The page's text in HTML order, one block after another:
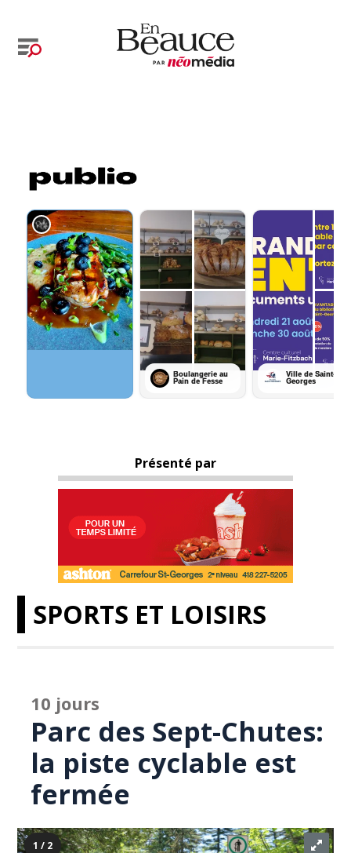
Présenté par
SPORTS ET LOISIRS
10 jours
Parc des Sept-Chutes:
la piste cyclable est
fermée
1 / 2